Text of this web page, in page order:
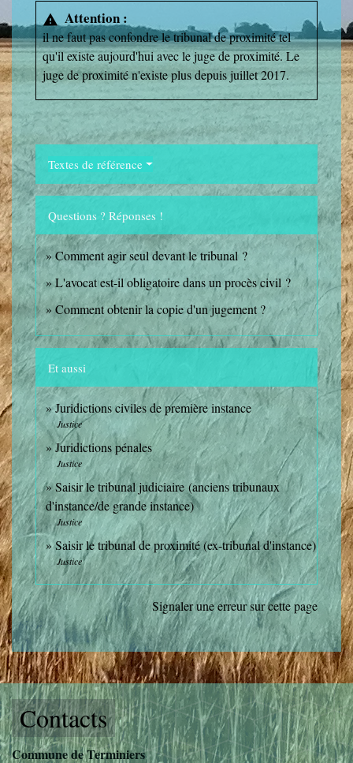
warning Attention :
il ne faut pas confondre le tribunal de proximité tel
qu'il existe aujourd'hui avec le juge de proximité. Le
juge de proximité n'existe plus depuis juillet 2017.
Textes de référence
Questions ? Réponses !
Comment agir seul devant le tribunal ?
L'avocat est-il obligatoire dans un procès civil ?
Comment obtenir la copie d'un jugement ?
Et aussi
Juridictions civiles de première instance
Justice
Juridictions pénales
Justice
Saisir le tribunal judiciaire (anciens tribunaux
d'instance/de grande instance)
Justice
Saisir le tribunal de proximité (ex-tribunal d'instance)
Justice
Signaler une erreur sur cette page
Contacts
Commune de Terminiers